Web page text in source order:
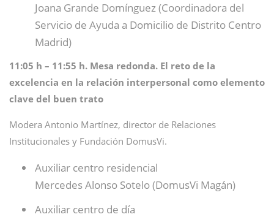
Joana Grande Domínguez (Coordinadora del
Servicio de Ayuda a Domicilio de Distrito Centro
Madrid)
11:05 h – 11:55 h. Mesa redonda. El reto de la
excelencia en la relación interpersonal como elemento
clave del buen trato
Modera Antonio Martínez, director de Relaciones
Institucionales y Fundación DomusVi.
Auxiliar centro residencial
Mercedes Alonso Sotelo (DomusVi Magán)
Auxiliar centro de día